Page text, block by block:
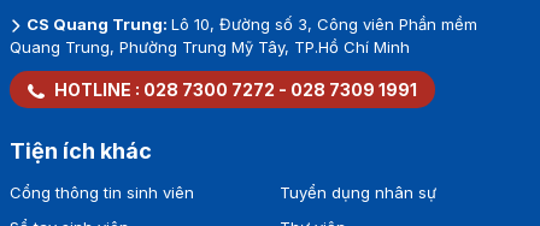
CS Quang Trung: Lô 10, Đường số 3, Công viên Phần mềm
Quang Trung, Phường Trung Mỹ Tây, TP.Hồ Chí Minh
HOTLINE : 028 7300 7272 - 028 7309 1991
Tiện ích khác
Cổng thông tin sinh viên
Tuyển dụng nhân sự